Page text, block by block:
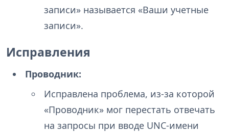
записи» называется «Ваши учетные
записи».
Исправления
Проводник:
Исправлена проблема, из-за которой
«Проводник» мог перестать отвечать
на запросы при вводе UNC-имени